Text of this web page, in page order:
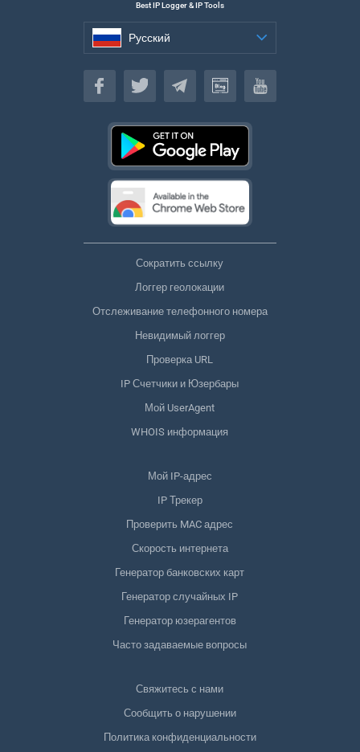
Best IP Logger & IP Tools
Русский
Русский
Сократить ссылку
Логгер геолокации
Отслеживание телефонного номера
Невидимый логгер
Проверка URL
IP Счетчики и Юзербары
Мой UserAgent
WHOIS информация
Мой IP-адрес
IP Трекер
Проверить MAC адрес
Скорость интернета
Генератор банковских карт
Генератор случайных IP
Генератор юзерагентов
Часто задаваемые вопросы
Свяжитесь с нами
Сообщить о нарушении
Политика конфиденциальности